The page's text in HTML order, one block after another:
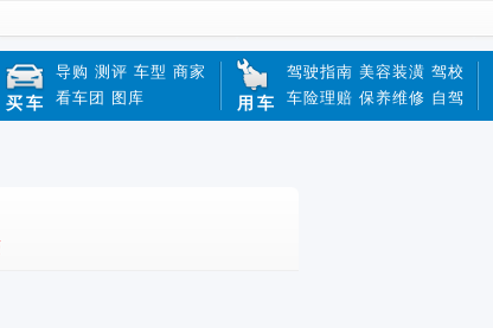
买车
导购 测评 车型 商家
看车团
图库 用车
驾驶指南 美容装潢 驾校
车险理赔 保养维修 自驾